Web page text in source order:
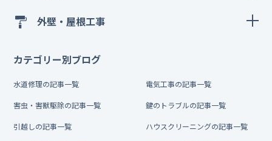
外壁・屋根工事
カテゴリー別ブログ
水道修理の記事一覧 電気工事の記事一覧
害虫・害獣駆除の記事一覧 鍵のトラブルの記事一覧
引越しの記事一覧 ハウスクリーニングの記事一覧